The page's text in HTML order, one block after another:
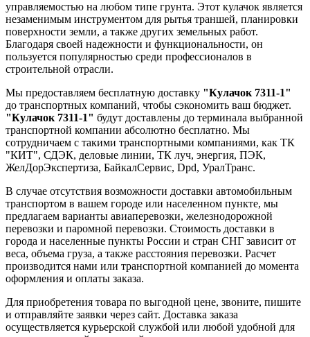
управляемостью на любом типе грунта. Этот кулачок является
незаменимым инструментом для рытья траншей, планировки
поверхности земли, а также других земельных работ.
Благодаря своей надежности и функциональности, он
пользуется популярностью среди профессионалов в
строительной отрасли.
Мы предоставляем бесплатную доставку "Кулачок 7311-1"
до транспортных компаний, чтобы сэкономить ваш бюджет.
"Кулачок 7311-1" будут доставлены до терминала выбранной
транспортной компании абсолютно бесплатно. Мы
сотрудничаем с такими транспортными компаниями, как ТК
"КИТ", СДЭК, деловые линии, ТК луч, энергия, ПЭК,
ЖелДорЭкспертиза, БайкалСервис, Dpd, УралТранс.
В случае отсутствия возможности доставки автомобильным
транспортом в вашем городе или населенном пункте, мы
предлагаем варианты авиаперевозки, железнодорожной
перевозки и паромной перевозки. Стоимость доставки в
города и населенные пункты России и стран СНГ зависит от
веса, объема груза, а также расстояния перевозки. Расчет
производится нами или транспортной компанией до момента
оформления и оплаты заказа.
Для приобретения товара по выгодной цене, звоните, пишите
и отправляйте заявки через сайт. Доставка заказа
осуществляется курьерской службой или любой удобной для